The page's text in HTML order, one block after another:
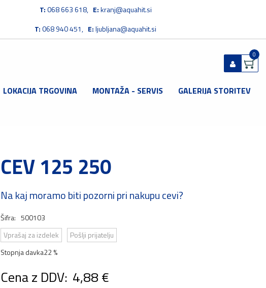
T:068 663 618, E:kranj@aquahit.si
T:068 940 451, E:ljubljana@aquahit.si
0
LOKACIJA TRGOVINA MONTAŽA - SERVIS GALERIJA STORITEV
CEV 125 250
Na kaj moramo biti pozorni pri nakupu cevi?
Šifra: 500103
Vprašaj za izdelek
Pošlji prijatelju
Stopnja davka22 %
Cena z DDV: 4,88 €